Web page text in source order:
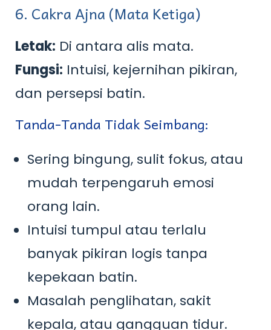
6. Cakra Ajna (Mata Ketiga)
Letak: Di antara alis mata.
Fungsi: Intuisi, kejernihan pikiran,
dan persepsi batin.
Tanda-Tanda Tidak Seimbang:
Sering bingung, sulit fokus, atau
mudah terpengaruh emosi
orang lain.
Intuisi tumpul atau terlalu
banyak pikiran logis tanpa
kepekaan batin.
Masalah penglihatan, sakit
kepala, atau gangguan tidur.